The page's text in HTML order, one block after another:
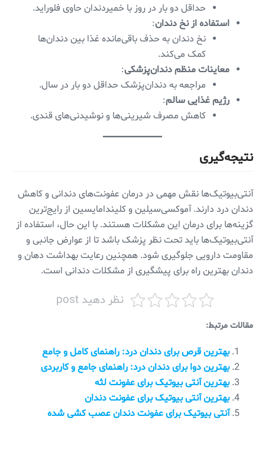
حداقل دو بار در روز با خمیردندان حاوی فلوراید.
استفاده از نخ دندان:
نخ دندان به حذف باقی‌مانده غذا بین دندان‌ها
کمک می‌کند.
معاینات منظم دندان‌پزشکی:
مراجعه به دندان‌پزشک حداقل دو بار در سال.
رژیم غذایی سالم:
کاهش مصرف شیرینی‌ها و نوشیدنی‌های قندی.
نتیجه‌گیری
آنتی‌بیوتیک‌ها نقش مهمی در درمان عفونت‌های دندانی و کاهش
دندان درد دارند. آموکسی‌سیلین و کلیندامایسین از رایج‌ترین
گزینه‌ها برای درمان این مشکلات هستند. با این حال، استفاده از
آنتی‌بیوتیک‌ها باید تحت نظر پزشک باشد تا از عوارض جانبی و
مقاومت دارویی جلوگیری شود. همچنین رعایت بهداشت دهان و
دندان بهترین راه برای پیشگیری از مشکلات دندانی است.
نظر دهید post
مقالات مرتبط:
بهترین قرص برای دندان درد: راهنمای کامل و جامع
بهترین دوا برای دندان درد: راهنمای جامع و کاربردی
بهترین آنتی بیوتیک برای عفونت لثه
بهترین آنتی بیوتیک برای عفونت دندان
آنتی بیوتیک برای عفونت دندان عصب کشی شده